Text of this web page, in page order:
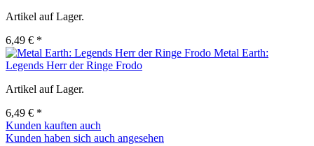
Artikel auf Lager.
6,49 € *
Metal Earth:
Legends Herr der Ringe Frodo
Artikel auf Lager.
6,49 € *
Kunden kauften auch
Kunden haben sich auch angesehen